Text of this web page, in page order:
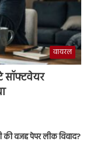
वायरल
सॉफ्टवेयर
की वजह पेपर लीक विवाद?